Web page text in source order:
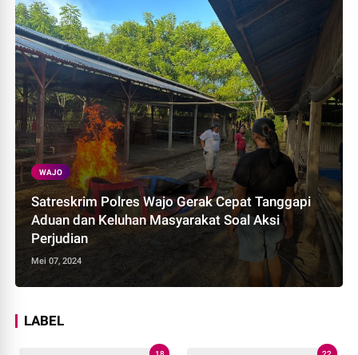
WAJO
Satreskrim Polres Wajo Gerak Cepat Tanggapi
Aduan dan Keluhan Masyarakat Soal Aksi
Perjudian
Mei 07, 2024
LABEL